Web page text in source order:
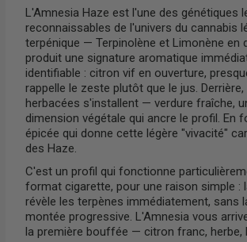
L'Amnesia Haze est l'une des génétiques
reconnaissables de l'univers du cannabis
terpénique — Terpinolène et Limonène en
produit une signature aromatique
identifiable : citron vif en ouverture,
rappelle le zeste plutôt que le jus.
herbacées s'installent — verdure fraîche,
dimension végétale qui ancre le profil. En
épicée qui donne cette légère "vivacité"
des Haze.
C'est un profil qui fonctionne
format cigarette, pour une raison simple :
révèle les terpènes immédiatement, sans
montée progressive. L'Amnesia vous
la première bouffée — citron franc, herbe,